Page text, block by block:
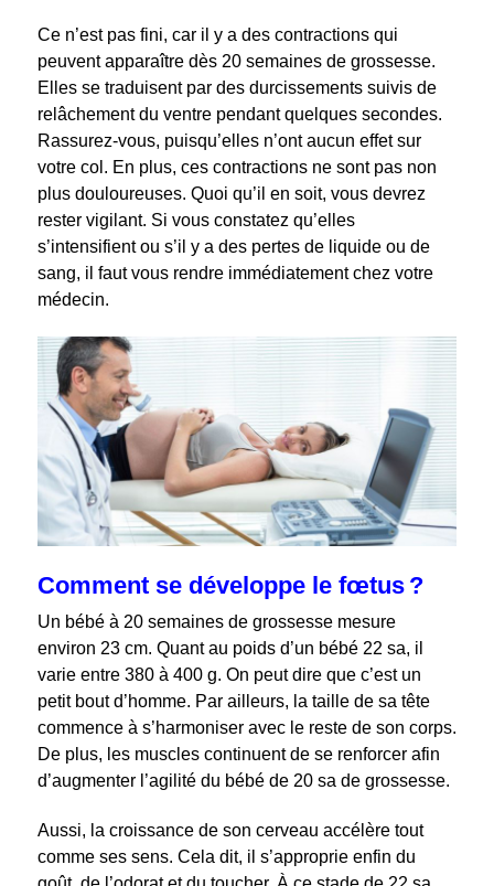
Ce n’est pas fini, car il y a des contractions qui
peuvent apparaître dès 20 semaines de grossesse.
Elles se traduisent par des durcissements suivis de
relâchement du ventre pendant quelques secondes.
Rassurez-vous, puisqu’elles n’ont aucun effet sur
votre col. En plus, ces contractions ne sont pas non
plus douloureuses. Quoi qu’il en soit, vous devrez
rester vigilant. Si vous constatez qu’elles
s’intensifient ou s’il y a des pertes de liquide ou de
sang, il faut vous rendre immédiatement chez votre
médecin.
Comment se développe le fœtus ?
Un bébé à 20 semaines de grossesse mesure
environ 23 cm. Quant au poids d’un bébé 22 sa, il
varie entre 380 à 400 g. On peut dire que c’est un
petit bout d’homme. Par ailleurs, la taille de sa tête
commence à s’harmoniser avec le reste de son corps.
De plus, les muscles continuent de se renforcer afin
d’augmenter l’agilité du bébé de 20 sa de grossesse.
Aussi, la croissance de son cerveau accélère tout
comme ses sens. Cela dit, il s’approprie enfin du